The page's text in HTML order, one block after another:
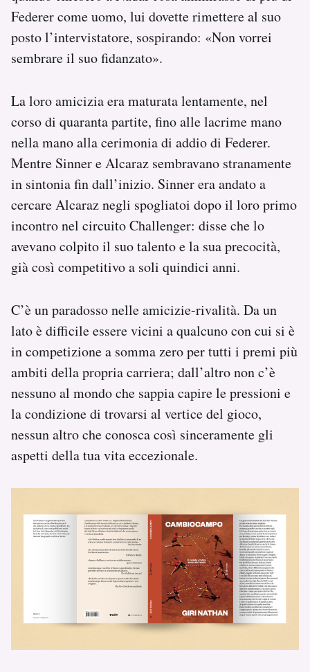
Federer come uomo, lui dovette rimettere al suo
posto l’intervistatore, sospirando: «Non vorrei
sembrare il suo fidanzato».
La loro amicizia era maturata lentamente, nel
corso di quaranta partite, fino alle lacrime mano
nella mano alla cerimonia di addio di Federer.
Mentre Sinner e Alcaraz sembravano stranamente
in sintonia fin dall’inizio. Sinner era andato a
cercare Alcaraz negli spogliatoi dopo il loro primo
incontro nel circuito Challenger: disse che lo
avevano colpito il suo talento e la sua precocità,
già così competitivo a soli quindici anni.
C’è un paradosso nelle amicizie-rivalità. Da un
lato è difficile essere vicini a qualcuno con cui si è
in competizione a somma zero per tutti i premi più
ambiti della propria carriera; dall’altro non c’è
nessuno al mondo che sappia capire le pressioni e
la condizione di trovarsi al vertice del gioco,
nessun altro che conosca così sinceramente gli
aspetti della tua vita eccezionale.